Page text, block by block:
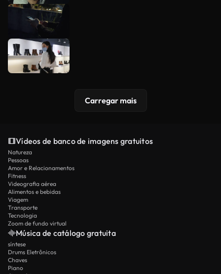
Carregar mais
Vídeos de banco de imagens gratuitos
Natureza
Pessoas
Amor e Relacionamentos
Fitness
Videografia aérea
Alimentos e bebidas
Viagem
Transporte
Tecnologia
Zoom de fundo virtual
Música de catálogo gratuita
síntese
Drums Eletrônicos
Chaves
Piano